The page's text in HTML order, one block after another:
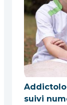
suivi